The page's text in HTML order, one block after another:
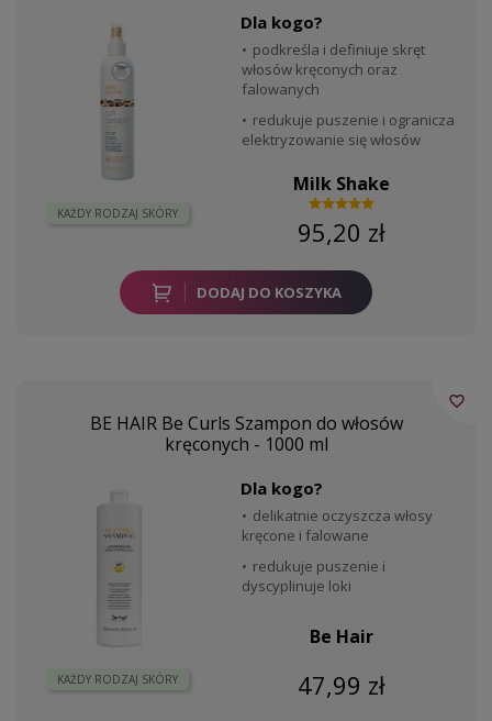
KAŻDY RODZAJ SKÓRY
Dla kogo?
podkreśla i definiuje skręt
włosów kręconych oraz
falowanych
redukuje puszenie i ogranicza
elektryzowanie się włosów
Milk Shake
95,20 zł
DODAJ DO KOSZYKA
BE HAIR Be Curls Szampon do włosów
kręconych - 1000 ml
KAŻDY RODZAJ SKÓRY
Dla kogo?
delikatnie oczyszcza włosy
kręcone i falowane
redukuje puszenie i
dyscyplinuje loki
Be Hair
47,99 zł
favorite_border